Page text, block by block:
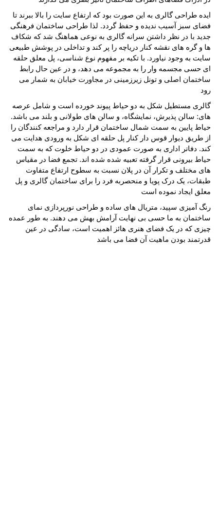
ایده طراحی گالری به این صورت بود که ارتفاع سایت را بالا ببرند تا
فضای سبز آسیب ندیده و حفظ گردد. لذا طراحی ساختمان فرهنگی
جدید با در نظر داشتن سرانه گالری به نوعی هماهنگ شد که شکاف
ها و گره های نقشه کنار دریاچه را پر کند و تداخلی در پوشش طبیعی
سایت به وجود نیاورد. با تکیه بر مفهوم نوع شناسی، پل معلق حلقه
ای حسی مجسمه وار را به مجموعه می دهد، و در عین حال رابط
ساختمان اصلی و تونل زیرزمینی در مجاورت خیابان به شمار می
رود
گالری مستطیل شکل به دو حیاط پیوند خورده است و شامل عرصه
های: سالن پذیرش، نمایشگاه، و سالن های طولانی و بلند می باشد.
حیاط پایین به سمت شمال ساختمان قرار دارد و مراجعه کنندگان را
از طریق دیوار قوس دار کنار پل حلقه ای شکل به ورودی هدایت می
کند. دفاتر اداری به صورت عمودی در دو حیاط خلوت که به سمت
حیاط بیرونی قرار گرفته تعبیه شده شده اند. تجمع فضا در مقیاس
های مختلف و تکرار آن در پلان نسبت به سطوح ارتفاع متفاوت
طبقات، یک درک پویا و منحصربه فرد را برای ساختمان گالری و پل
معلق ایجاد نموده است
رنگ آمیزی سپید، متریال های ساده و طراحی نورپردازی نمای
ساختمان به ما حسی بی نهایت آرامش بهش می دهند. به طور عمده
چیزی که در یک فضای هنری هائز اهمیت است، سادگی در عین
قدرتمند بودن ماهیت آن فضا می باشد